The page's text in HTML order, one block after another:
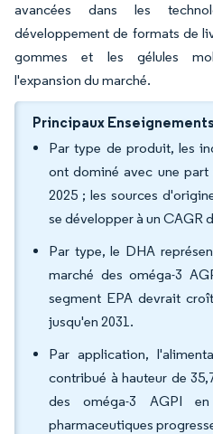
avancées dans les
développement de formats de
gommes et les gélules
l'expansion du marché.
Principaux
Par type de produit, les
ont dominé avec une part
2025 ; les sources
se développer à un CAGR
Par type, le DHA
marché des oméga-3
segment EPA devrait
jusqu'en 2031.
Par application,
contribué à hauteur de
des oméga-3 AGPI
pharmaceutiques